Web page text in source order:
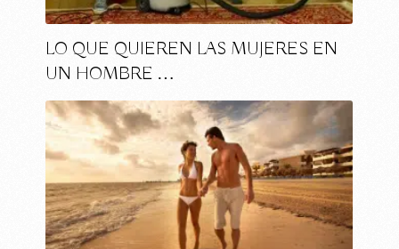
LO QUE QUIEREN LAS MUJERES EN
UN HOMBRE …